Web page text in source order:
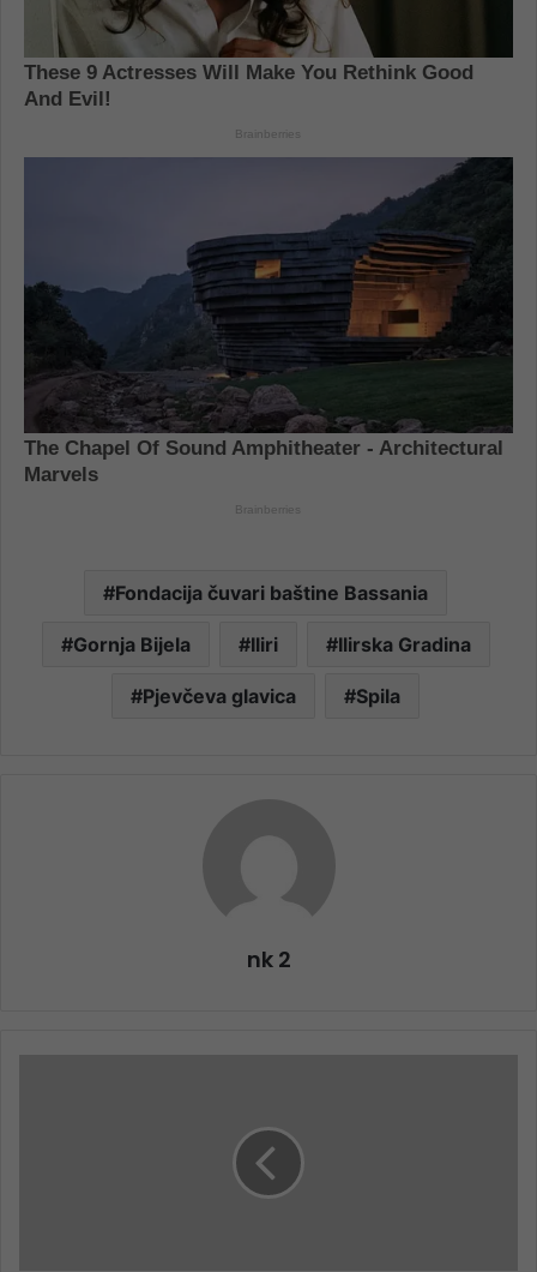
Fondacija čuvari baštine Bassania
Gornja Bijela Iliri Ilirska Gradina
Pjevčeva glavica Spila
nk 2